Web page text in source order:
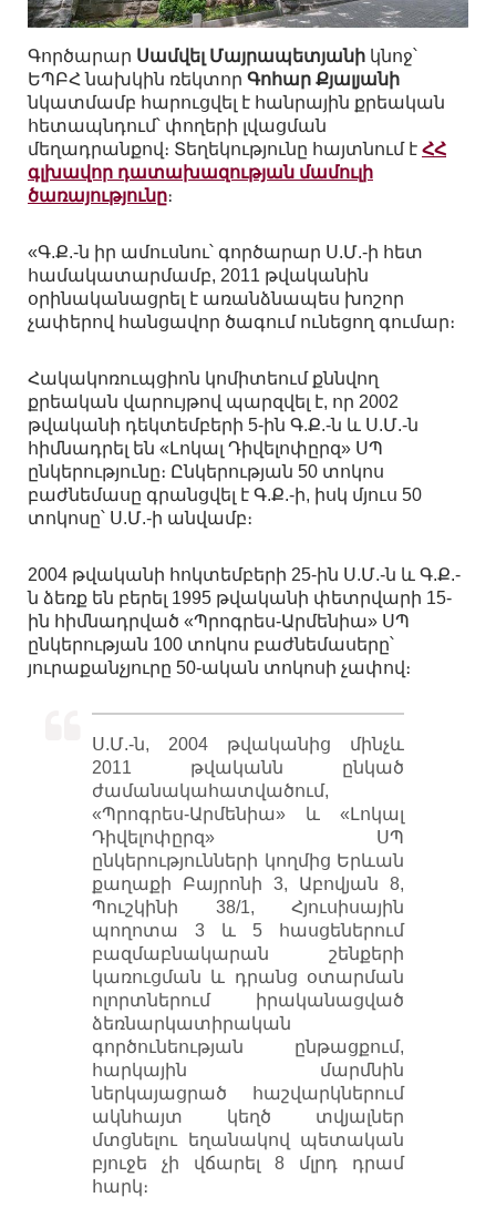
Գործարար Սամվել Մայրապետյանի կնոջ՝
ԵՊԲՀ նախկին ռեկտոր Գոհար Քյալյանի
նկատմամբ հարուցվել է հանրային քրեական
հետապնդում՝ փողերի լվացման
մեղադրանքով։ Տեղեկությունը հայտնում է ՀՀ
գլխավոր դատախազության մամուլի
ծառայությունը։
«Գ.Ք.-ն իր ամուսնու՝ գործարար Ս.Մ.-ի հետ
համակատարմամբ, 2011 թվականին
օրինականացրել է առանձնապես խոշոր
չափերով հանցավոր ծագում ունեցող գումար։
Հակակոռուպցիոն կոմիտեում քննվող
քրեական վարույթով պարզվել է, որ 2002
թվականի դեկտեմբերի 5-ին Գ.Ք.-ն և Ս.Մ.-ն
հիմնադրել են «Լոկալ Դիվելոփըրզ» ՍՊ
ընկերությունը։ Ընկերության 50 տոկոս
բաժնեմասը գրանցվել է Գ.Ք.-ի, իսկ մյուս 50
տոկոսը՝ Ս.Մ.-ի անվամբ։
2004 թվականի հոկտեմբերի 25-ին Ս.Մ.-ն և Գ.Ք.-
ն ձեռք են բերել 1995 թվականի փետրվարի 15-
ին հիմնադրված «Պրոգրես-Արմենիա» ՍՊ
ընկերության 100 տոկոս բաժնեմասերը՝
յուրաքանչյուրը 50-ական տոկոսի չափով։
Ս.Մ.-ն, 2004 թվականից մինչև
2011 թվականն ընկած
ժամանակահատվածում,
«Պրոգրես-Արմենիա» և «Լոկալ
Դիվելոփըրզ» ՍՊ
ընկերությունների կողմից Երևան
քաղաքի Բայրոնի 3, Աբովյան 8,
Պուշկինի 38/1, Հյուսիսային
պողոտա 3 և 5 հասցեներում
բազմաբնակարան շենքերի
կառուցման և դրանց օտարման
ոլորտներում իրականացված
ձեռնարկատիրական
գործունեության ընթացքում,
հարկային մարմնին
ներկայացրած հաշվարկներում
ակնհայտ կեղծ տվյալներ
մտցնելու եղանակով պետական
բյուջե չի վճարել 8 մլրդ դրամ
հարկ։